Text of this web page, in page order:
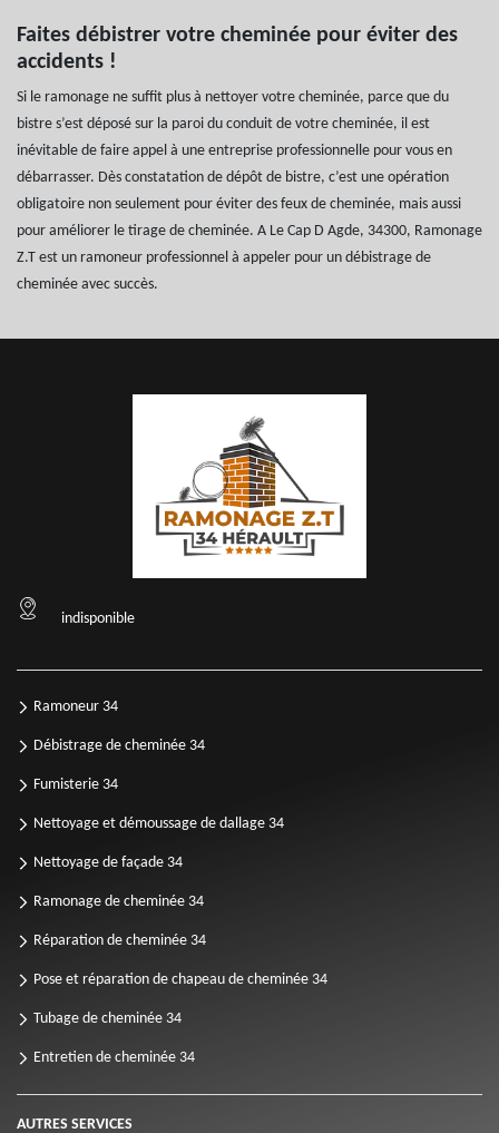
Faites débistrer votre cheminée pour éviter des
accidents !
Si le ramonage ne suffit plus à nettoyer votre cheminée, parce que du
bistre s’est déposé sur la paroi du conduit de votre cheminée, il est
inévitable de faire appel à une entreprise professionnelle pour vous en
débarrasser. Dès constatation de dépôt de bistre, c’est une opération
obligatoire non seulement pour éviter des feux de cheminée, mais aussi
pour améliorer le tirage de cheminée. A Le Cap D Agde, 34300, Ramonage
Z.T est un ramoneur professionnel à appeler pour un débistrage de
cheminée avec succès.
indisponible
Ramoneur 34
Débistrage de cheminée 34
Fumisterie 34
Nettoyage et démoussage de dallage 34
Nettoyage de façade 34
Ramonage de cheminée 34
Réparation de cheminée 34
Pose et réparation de chapeau de cheminée 34
Tubage de cheminée 34
Entretien de cheminée 34
AUTRES SERVICES